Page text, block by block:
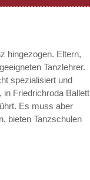
hingezogen. Eltern,
Tanzlehrer.
spezialisiert und
Friedrichroda Ballett
Es muss aber
bieten Tanzschulen